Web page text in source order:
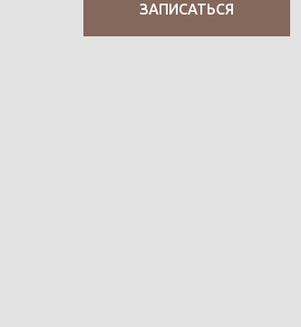
ЗАПИСАТЬСЯ